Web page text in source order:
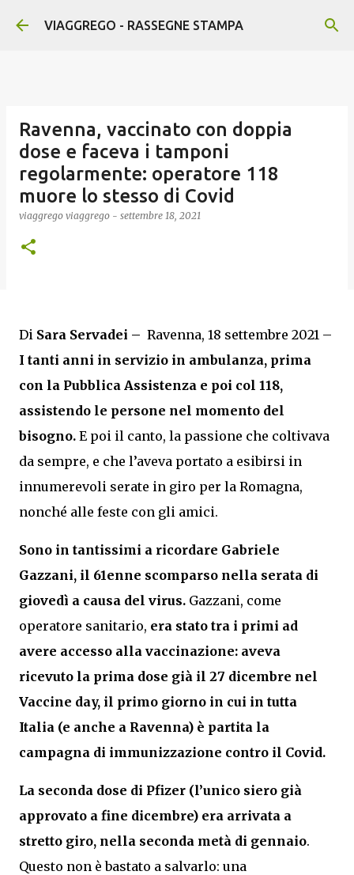
Passa ai contenuti principali
VIAGGREGO - RASSEGNE STAMPA
Ravenna, vaccinato con doppia
dose e faceva i tamponi
regolarmente: operatore 118
muore lo stesso di Covid
viaggrego viaggrego - settembre 18, 2021
Di Sara Servadei – Ravenna, 18 settembre 2021 –
I tanti anni in servizio in ambulanza, prima
con la Pubblica Assistenza e poi col 118,
assistendo le persone nel momento del
bisogno. E poi il canto, la passione che coltivava
da sempre, e che l’aveva portato a esibirsi in
innumerevoli serate in giro per la Romagna,
nonché alle feste con gli amici.
Sono in tantissimi a ricordare Gabriele
Gazzani, il 61enne scomparso nella serata di
giovedì a causa del virus. Gazzani, come
operatore sanitario, era stato tra i primi ad
avere accesso alla vaccinazione: aveva
ricevuto la prima dose già il 27 dicembre nel
Vaccine day, il primo giorno in cui in tutta
Italia (e anche a Ravenna) è partita la
campagna di immunizzazione contro il Covid.
La seconda dose di Pfizer (l’unico siero già
approvato a fine dicembre) era arrivata a
stretto giro, nella seconda metà di gennaio.
Questo non è bastato a salvarlo: una